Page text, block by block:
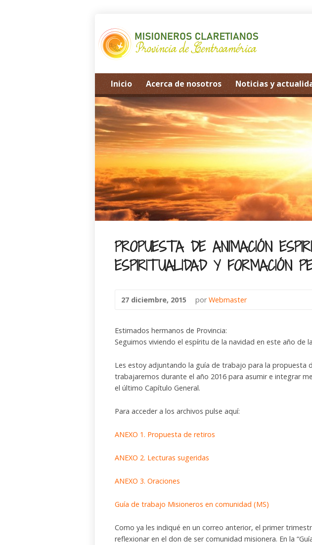
Inicio Acerca de nosotros Noticias y
PROPUESTA DE ANIMACIÓN
ESPIRITUALIDAD Y FORMACIÓN
27 diciembre, 2015 porWebmaster
Estimados hermanos de Provincia:
Seguimos viviendo el espíritu de la navidad en este año de
Les estoy adjuntando la guía de trabajo para la propuesta
trabajaremos durante el año 2016 para asumir e integrar
el último Capítulo General.
Para acceder a los archivos pulse aquí:
ANEXO 1. Propuesta de retiros
ANEXO 2. Lecturas sugeridas
ANEXO 3. Oraciones
Guía de trabajo Misioneros en comunidad (MS)
Como ya les indiqué en un correo anterior, el primer
reflexionar en el don de ser comunidad misionera. En la